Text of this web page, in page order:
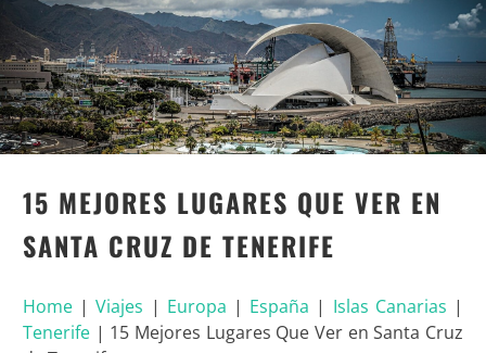
15 MEJORES LUGARES QUE VER EN
SANTA CRUZ DE TENERIFE
Home|Viajes | Europa | España | Islas Canarias |
Tenerife| 15 Mejores Lugares Que Ver en Santa Cruz